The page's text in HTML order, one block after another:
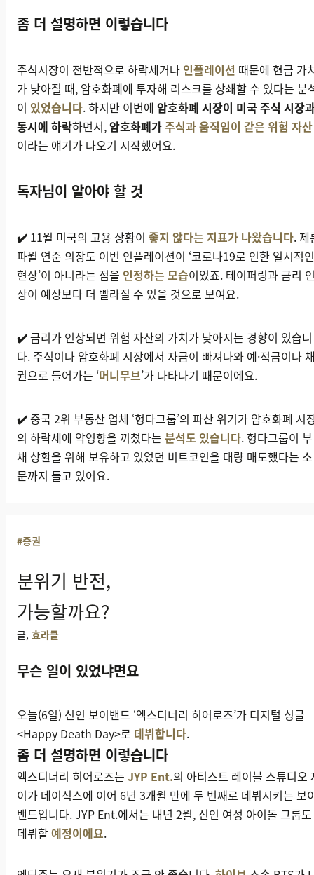
좀 더 설명하면 이렇습니다
주식시장이 전반적으로 하락세거나 인플레이션 때문에 현금 가
가 낮아질 때, 암호화폐에 투자해 리스크를 상쇄할 수 있다는 분
이 있었습니다. 하지만 이번에 암호화폐 시장이 미국 주식 시장
동시에 하락하면서,암호화폐가주식과 움직임이 같은 위험 자산
이라는 얘기가 나오기 시작했어요.
독자님이 알아야 할 것
✔️ 11월 미국의 고용 상황이 좋지 않다는 지표가 나왔습니다. 제
파월 연준 의장도 이번 인플레이션이 ‘코로나19로 인한 일시적인
현상’이 아니라는 점을 인정하는 모습이었죠. 테이퍼링과 금리
상이 예상보다 더 빨라질 수 있을 것으로 보여요.
✔️금리가 인상되면 위험 자산의 가치가 낮아지는 경향이 있습니
다. 주식이나 암호화폐 시장에서 자금이 빠져나와 예·적금이나
권으로 들어가는 ‘머니무브’가 나타나기 때문이에요.
✔️중국 2위 부동산 업체 ‘헝다그룹’의 파산 위기가 암호화폐 시
의 하락세에 악영향을 끼쳤다는 분석도 있습니다. 헝다그룹이 부
채 상환을 위해 보유하고 있었던 비트코인을 대량 매도했다는 소
문까지 돌고 있어요.
#증권
분위기 반전,
가능할까요?
글, 효라클
무슨 일이 있었냐면요
오늘(6일) 신인 보이밴드 ‘엑스디너리 히어로즈’가 디지털 싱글
<Happy Death Day>로 데뷔합니다.
좀 더 설명하면 이렇습니다
엑스디너리 히어로즈는 JYP Ent.의 아티스트 레이블 스튜디오
이가 데이식스에 이어 6년 3개월 만에 두 번째로 데뷔시키는 보
밴드입니다.JYP Ent.에서는 내년 2월, 신인 여성 아이돌 그룹도
데뷔할예정이에요.